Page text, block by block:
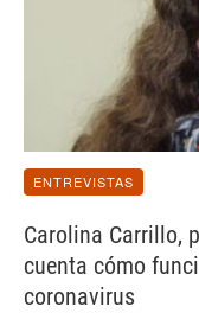
ENTREVISTAS
Carolina Carrillo,
cuenta cómo
coronavirus